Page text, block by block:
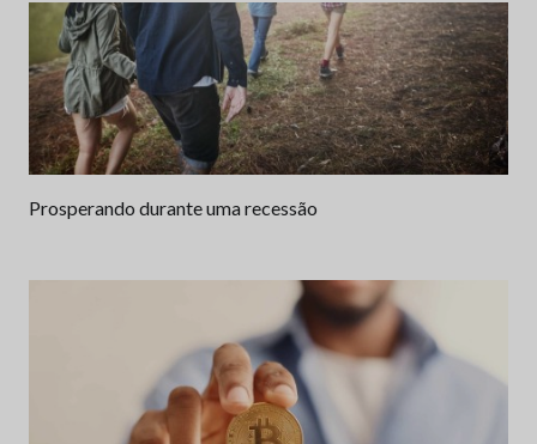
Prosperando durante uma recessão